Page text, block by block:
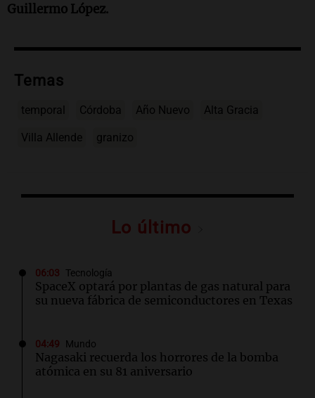
Guillermo López.
Temas
temporal Córdoba Año Nuevo Alta Gracia
Villa Allende granizo
Lo último
06:03 Tecnología
SpaceX optará por plantas de gas natural para
su nueva fábrica de semiconductores en Texas
04:49 Mundo
Nagasaki recuerda los horrores de la bomba
atómica en su 81 aniversario